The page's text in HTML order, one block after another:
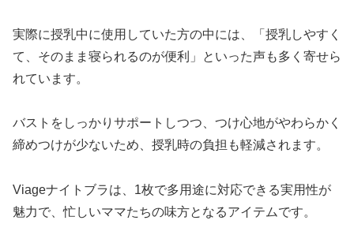
実際に授乳中に使用していた方の中には、「授乳しやすく
て、そのまま寝られるのが便利」といった声も多く寄せら
れています。
バストをしっかりサポートしつつ、つけ心地がやわらかく
締めつけが少ないため、授乳時の負担も軽減されます。
Viageナイトブラは、1枚で多用途に対応できる実用性が
魅力で、忙しいママたちの味方となるアイテムです。